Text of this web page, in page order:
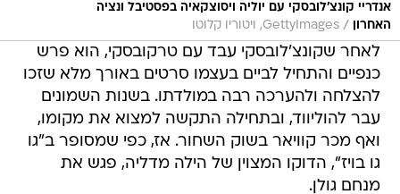
אנדריי קונצ'לובסקי עם יוליה ויסוצקאיה בפסטיבל ונציה
האחרון
/ GettyImages, ויטוריו קלוטו
לאחר שקונצ'לובסקי עבד עם טרקובסקי, הוא פרש
כנפיים והתחיל לביים בעצמו סרטים באורך מלא שזכו
להצלחה ולהערכה רבה במולדתו. בשנות השמונים
עבר להוליווד, ובתחילה התקשה למצוא את מקומו,
ואף מכר קוויאר בשוק השחור. אז, כפי שמסופר ב"גו
גו בויז", הדוקו המצוין של הילה מדליה, פגש את
מנחם גולן.